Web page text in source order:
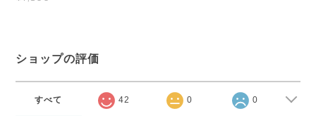
ショップの評価
すべて 42 0 0